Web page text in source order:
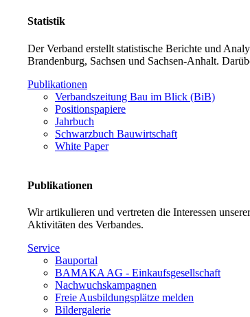
Statistik
Der Verband erstellt statistische Berichte und
Brandenburg, Sachsen und Sachsen-Anhalt.
Publikationen
Verbandszeitung Bau im Blick (BiB)
Positionspapiere
Jahrbuch
Schwarzbuch Bauwirtschaft
White Paper
Publikationen
Wir artikulieren und vertreten die Interessen
Aktivitäten des Verbandes.
Service
Bauportal
BAMAKA AG - Einkaufsgesellschaft
Nachwuchskampagnen
Freie Ausbildungsplätze melden
Bildergalerie